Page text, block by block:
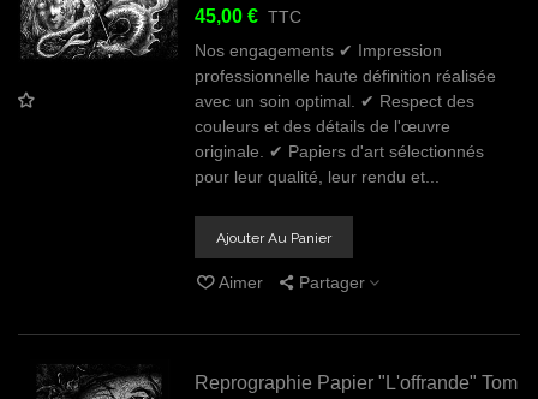
45,00 € TTC
Nos engagements ✔ Impression
professionnelle haute définition réalisée
avec un soin optimal. ✔ Respect des
couleurs et des détails de l'œuvre
originale. ✔ Papiers d'art sélectionnés
pour leur qualité, leur rendu et...
Ajouter Au Panier
Aimer Partager
Reprographie Papier "L'offrande" Tom